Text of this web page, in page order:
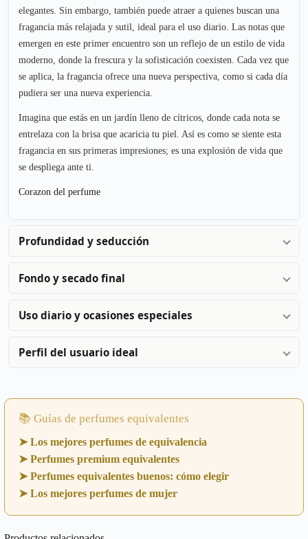
elegantes. Sin embargo, también puede atraer a quienes buscan una
fragancia más relajada y sutil, ideal para el uso diario. Las notas que
emergen en este primer encuentro son un reflejo de un estilo de vida
moderno, donde la frescura y la sofisticación coexisten. Cada vez que
se aplica, la fragancia ofrece una nueva perspectiva, como si cada día
pudiera ser una nueva experiencia.
Imagina que estás en un jardín lleno de cítricos, donde cada nota se
entrelaza con la brisa que acaricia tu piel. Así es como se siente esta
fragancia en sus primeras impresiones; es una explosión de vida que
se despliega ante ti.
Corazon del perfume
Profundidad y seducción
Fondo y secado final
Uso diario y ocasiones especiales
Perfil del usuario ideal
📚 Guías de perfumes equivalentes
➤ Los mejores perfumes de equivalencia
➤ Perfumes premium equivalentes
➤ Perfumes equivalentes buenos: cómo elegir
➤ Los mejores perfumes de mujer